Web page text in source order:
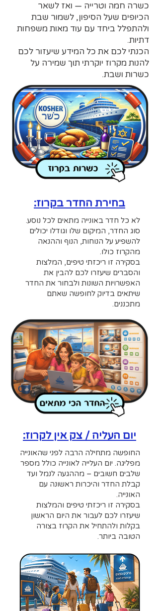
כשרה חמה וטרייה — ואז לשאר
הכיופים שעל הסיפון, לשמור שבת
ולהתפלל ביחד עם עוד מאות משפחות
דתיות.
הכנתי לכם את כל המידע שיעזור לכם
להנות מקרוז יוקרתי תוך שמירה על
כשרות ושבת.
בחירת החדר בקרוז:
לא כל חדר באונייה מתאים לכל נוסע.
סוג החדר, המיקום שלו וגודלו יכולים
להשפיע על הנוחות, הנוף וההנאה
מהקרוז כולו.
בסקירה זו ריכזתי טיפים, המלצות
והסברים שיעזרו לכם להבין את
האפשרויות השונות ולבחור את החדר
שיתאים בדיוק לחופשה שאתם
מתכננים.
יום העליה / צק אין לקרוז:
החופשה מתחילה הרבה לפני שהאונייה
מפליגה. יום העלייה לאונייה כולל מספר
שלבים חשובים – מההגעה לנמל ועד
קבלת החדר והיכרות ראשונה עם
האונייה.
בסקירה זו ריכזתי טיפים והמלצות
שיעזרו לכם לעבור את היום הראשון
בקלות ולהתחיל את הקרוז בצורה
הטובה ביותר.